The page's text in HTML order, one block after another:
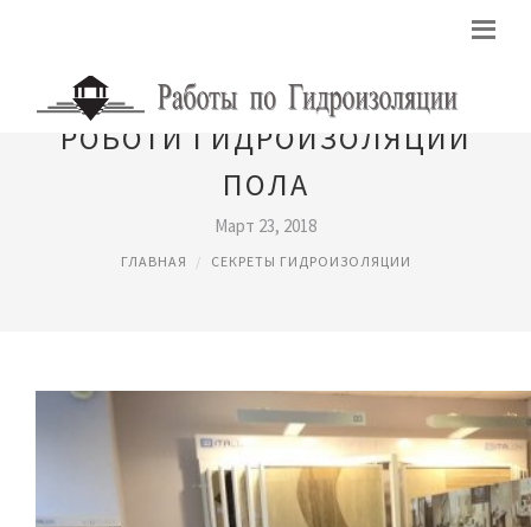
РОБОТИ ГИДРОИЗОЛЯЦИИ
ПОЛА
Март 23, 2018
ГЛАВНАЯ СЕКРЕТЫ ГИДРОИЗОЛЯЦИИ